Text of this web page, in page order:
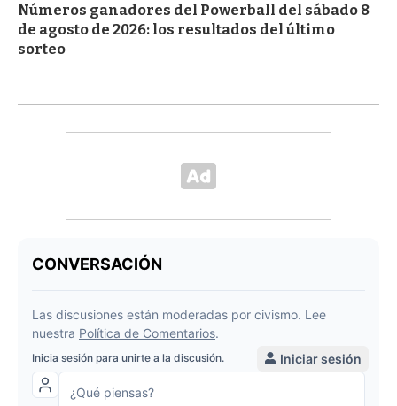
Números ganadores del Powerball del sábado 8
de agosto de 2026: los resultados del último
sorteo